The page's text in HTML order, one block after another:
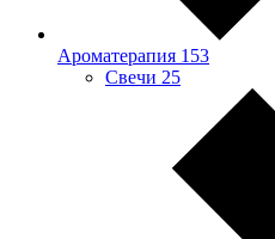
Ароматерапия 153
Свечи 25